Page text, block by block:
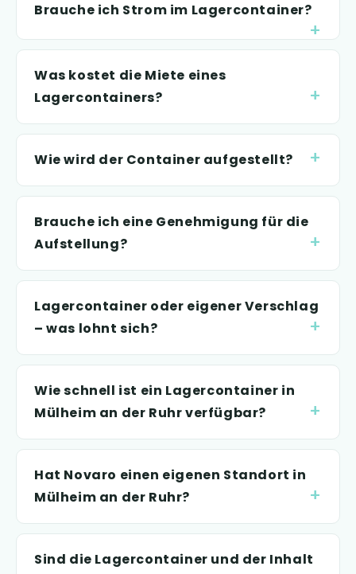
Brauche ich Strom im Lagercontainer?
Was kostet die Miete eines
Lagercontainers?
Wie wird der Container aufgestellt?
Brauche ich eine Genehmigung für die
Aufstellung?
Lagercontainer oder eigener Verschlag
– was lohnt sich?
Wie schnell ist ein Lagercontainer in
Mülheim an der Ruhr verfügbar?
Hat Novaro einen eigenen Standort in
Mülheim an der Ruhr?
Sind die Lagercontainer und der Inhalt